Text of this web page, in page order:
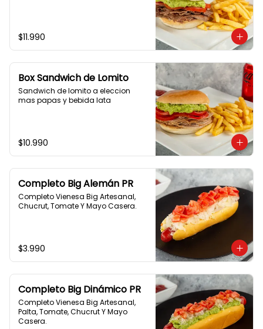
$11.990
Box Sandwich de Lomito
Sandwich de lomito a eleccion
mas papas y bebida lata
$10.990
Completo Big Alemán PR
Completo Vienesa Big Artesanal,
Chucrut, Tomate Y Mayo Casera.
$3.990
Completo Big Dinámico PR
Completo Vienesa Big Artesanal,
Palta, Tomate, Chucrut Y Mayo
Casera.